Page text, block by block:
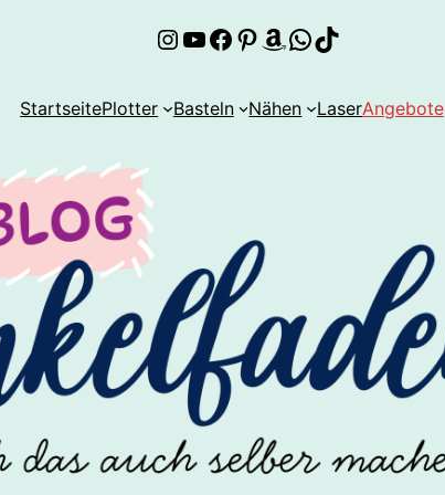
Instagram
YouTube
Facebook
Pinterest
Amazon
WhatsApp
TikTok
StartseitePlotter Basteln Nähen LaserAngebote